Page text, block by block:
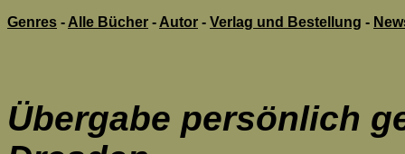
Genres - Alle Bücher - Autor - Verlag und Bestellung -
Übergabe persönlich